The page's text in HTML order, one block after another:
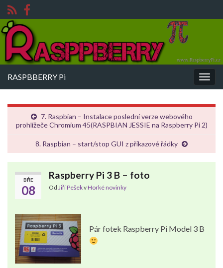
RASPBBERRY Pi
7. Raspbian – Instalace poslední verze webového
prohlížeče Chromium 45(RASPBIAN JESSIE na Raspberry Pi 2)
8. Raspbian – start/stop GUI z příkazové řádky
BŘE
08
Raspberry Pi 3 B – foto
Od Jiří PešekvHorké novinky
Pár fotek Raspberry Pi Model 3 B